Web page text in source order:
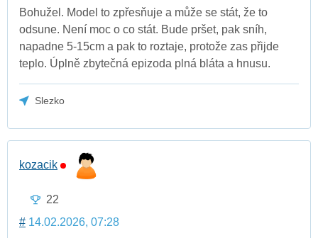
Bohužel. Model to zpřesňuje a může se stát, že to
odsune. Není moc o co stát. Bude pršet, pak sníh,
napadne 5-15cm a pak to roztaje, protože zas přijde
teplo. Úplně zbytečná epizoda plná bláta a hnusu.
Slezko
kozacik
22
# 14.02.2026, 07:28